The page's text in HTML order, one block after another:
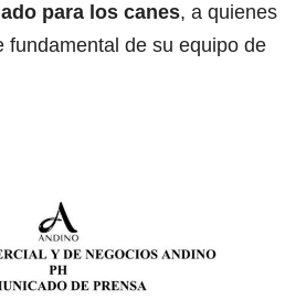
para los canes, a quienes
fundamental de su equipo de